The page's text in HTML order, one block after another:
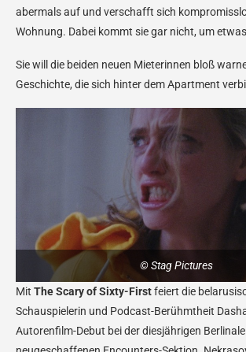
abermals auf und verschafft sich
Wohnung. Dabei kommt sie gar nicht, um
Sie will die beiden neuen Mieterinnen bloß
Geschichte, die sich hinter dem Apartment
© Stag Pictures
Mit The Scary of Sixty-Firstfeiert die
Schauspielerin und Podcast-Berühmtheit
Autorenfilm-Debut bei der diesjährigen